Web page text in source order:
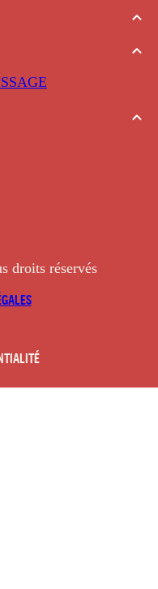
droits réservés